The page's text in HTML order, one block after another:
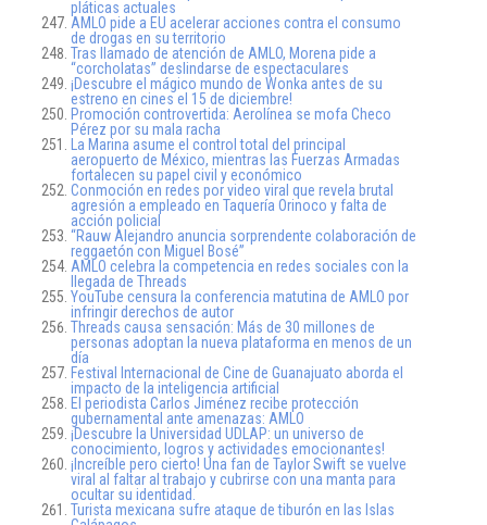
pláticas actuales
AMLO pide a EU acelerar acciones contra el consumo
de drogas en su territorio
Tras llamado de atención de AMLO, Morena pide a
“corcholatas” deslindarse de espectaculares
¡Descubre el mágico mundo de Wonka antes de su
estreno en cines el 15 de diciembre!
Promoción controvertida: Aerolínea se mofa Checo
Pérez por su mala racha
La Marina asume el control total del principal
aeropuerto de México, mientras las Fuerzas Armadas
fortalecen su papel civil y económico
Conmoción en redes por video viral que revela brutal
agresión a empleado en Taquería Orinoco y falta de
acción policial
“Rauw Alejandro anuncia sorprendente colaboración de
reggaetón con Miguel Bosé”
AMLO celebra la competencia en redes sociales con la
llegada de Threads
YouTube censura la conferencia matutina de AMLO por
infringir derechos de autor
Threads causa sensación: Más de 30 millones de
personas adoptan la nueva plataforma en menos de un
día
Festival Internacional de Cine de Guanajuato aborda el
impacto de la inteligencia artificial
El periodista Carlos Jiménez recibe protección
gubernamental ante amenazas: AMLO
¡Descubre la Universidad UDLAP: un universo de
conocimiento, logros y actividades emocionantes!
¡Increíble pero cierto! Una fan de Taylor Swift se vuelve
viral al faltar al trabajo y cubrirse con una manta para
ocultar su identidad.
Turista mexicana sufre ataque de tiburón en las Islas